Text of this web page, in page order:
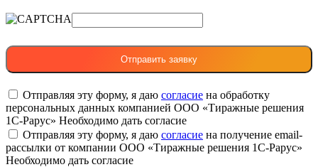
Отправляя эту форму, я даю согласие на обработку
персональных данных компанией ООО «Тиражные решения
1С-Рарус» Необходимо дать согласие
Отправляя эту форму, я даю согласие на получение email-
рассылки от компании ООО «Тиражные решения 1С-Рарус»
Необходимо дать согласие